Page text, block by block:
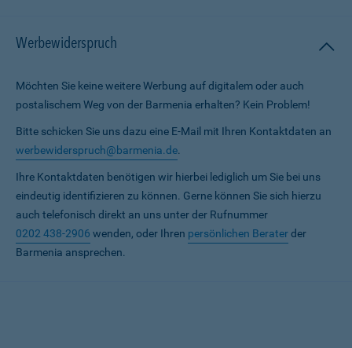
Werbewiderspruch
Möchten Sie keine weitere Werbung auf digitalem oder auch
postalischem Weg von der Barmenia erhalten? Kein Problem!
Bitte schicken Sie uns dazu eine E-Mail mit Ihren Kontaktdaten an
werbewiderspruch@barmenia.de.
Ihre Kontaktdaten benötigen wir hierbei lediglich um Sie bei uns
eindeutig identifizieren zu können. Gerne können Sie sich hierzu
auch telefonisch direkt an uns unter der Rufnummer
0202 438-2906 wenden, oder Ihren persönlichen Beraterder
Barmenia ansprechen.